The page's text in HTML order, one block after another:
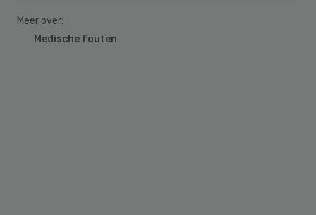
Meer over:
Medische fouten